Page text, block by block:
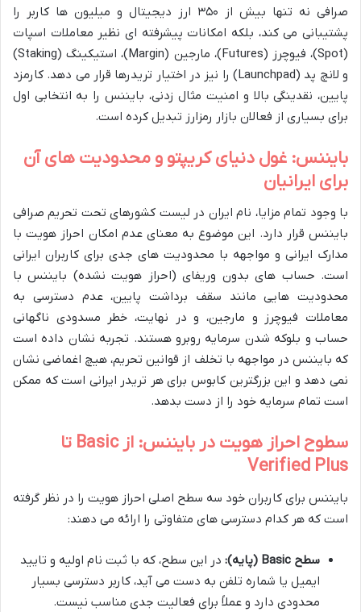
صرافی نه تنها بیش از ۳۵۰ ارز دیجیتال و میلیون ها کاربر را
پشتیبانی می کند، بلکه امکانات پیشرفته ای نظیر معاملات اسپات
(Spot)، فیوچرز (Futures)، مارجین (Margin)، استیکینگ (Staking)
و لانچ پد (Launchpad) را نیز در اختیار تریدرها قرار می دهد. کارمزد
پایین، نقدینگی بالا و امنیت مثال زدنی، بایننس را به انتخابی اول
برای بسیاری از فعالان بازار رمزارز تبدیل کرده است.
بایننس: غول دنیای کریپتو و محدودیت های آن
برای ایرانیان
با وجود تمام مزایا، نام ایران در لیست کشورهای تحت تحریم صرافی
بایننس قرار دارد. این موضوع به معنای عدم امکان احراز هویت با
مدارک ایرانی و مواجهه با محدودیت های جدی برای کاربران ایرانی
است. حساب های بدون وریفای (احراز هویت نشده) بایننس با
محدودیت هایی مانند سقف برداشت پایین، عدم دسترسی به
معاملات فیوچرز و مارجین، و در نهایت، خطر مسدودی ناگهانی
حساب و بلوکه شدن سرمایه روبرو هستند. تجربه نشان داده است
که بایننس در مواجهه با تخلف از قوانین تحریم، هیچ اغماضی نشان
نمی دهد و این بزرگترین کابوس برای هر تریدر ایرانی است که ممکن
است تمام سرمایه خود را از دست بدهد.
سطوح احراز هویت در بایننس: از Basic تا
Verified Plus
بایننس برای کاربران خود سه سطح اصلی احراز هویت را در نظر گرفته
است که هر کدام دسترسی های متفاوتی را ارائه می دهند:
سطح Basic (پایه):
در این سطح، که با ثبت نام اولیه و تایید
ایمیل یا شماره تلفن به دست می آید، کاربر دسترسی بسیار
محدودی دارد و عملاً برای فعالیت جدی مناسب نیست.